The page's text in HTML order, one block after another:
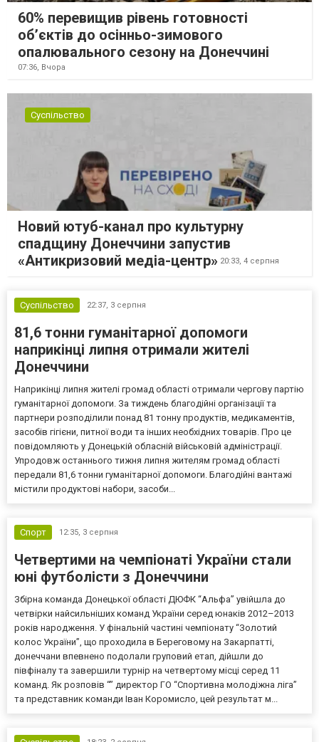
60% перевищив рівень готовності
об’єктів до осінньо-зимового
опалювального сезону на Донеччині
07:36, Вчора
Суспільство
Новий ютуб-канал про культурну
спадщину Донеччини запустив
«Антикризовий медіа-центр» 20:33, 4 серпня
Суспільство 22:37, 3 серпня
81,6 тонни гуманітарної допомоги
наприкінці липня отримали жителі
Донеччини
Наприкінці липня жителі громад області отримали чергову партію
гуманітарної допомоги. За тиждень благодійні організації та
партнери розподілили понад 81 тонну продуктів, медикаментів,
засобів гігієни, питної води та інших необхідних товарів. Про це
повідомляють у Донецькій обласній військовій адміністрації.
Упродовж останнього тижня липня жителям громад області
передали 81,6 тонни гуманітарної допомоги. Благодійні вантажі
містили продуктові набори, засоби...
Спорт 12:35, 3 серпня
Четвертими на чемпіонаті України стали
юні футболісти з Донеччини
Збірна команда Донецької області ДЮФК “Альфа” увійшла до
четвірки найсильніших команд України серед юнаків 2012–2013
років народження. У фінальній частині чемпіонату “Золотий
колос України”, що проходила в Береговому на Закарпатті,
донеччани впевнено подолали груповий етап, дійшли до
півфіналу та завершили турнір на четвертому місці серед 11
команд. Як розповів “” директор ГО “Спортивна молодіжна ліга”
та представник команди Іван Коромисло, цей результат м...